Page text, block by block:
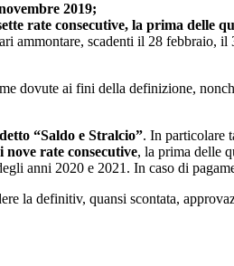
2019;
rate consecutive, la prima delle
ammontare, scadenti il 28 febbraio,
dovute ai fini della definizione,
“Saldo e Stralcio”. In particolare
nove rate consecutive, la prima delle
anni 2020 e 2021. In caso di
la definitiv, quansi scontata,